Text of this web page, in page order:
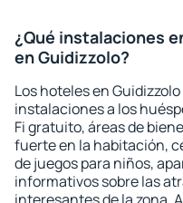
¿Qué instalaciones
en Guidizzolo?
Los hoteles en
instalaciones a los
Fi gratuito, áreas de
fuerte en la habitación,
de juegos para niños,
informativos sobre las